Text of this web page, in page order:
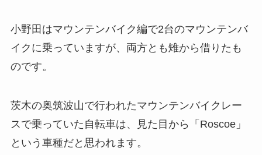
小野田はマウンテンバイク編で2台のマウンテンバ
イクに乗っていますが、両方とも雉から借りたも
のです。
茨木の奥筑波山で行われたマウンテンバイクレー
スで乗っていた自転車は、見た目から「Roscoe」
という車種だと思われます。